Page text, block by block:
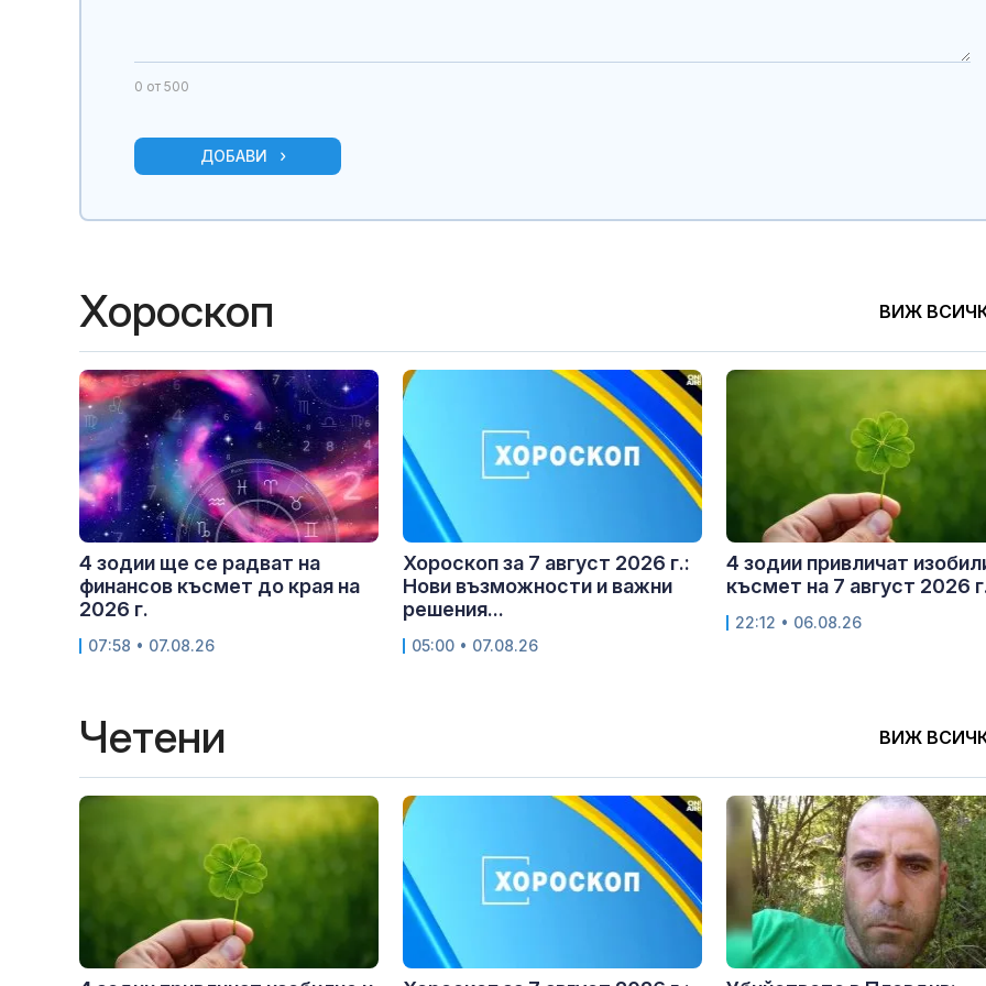
0 от 500
ДОБАВИ
Хороскоп ВИЖ
4 зодии ще се радват на
финансов късмет до края на
2026 г.
07:58 • 07.08.26
Хороскоп за 7 август 2026 г.:
Нови възможности и важни
решения...
05:00 • 07.08.26
4 зодии привличат
късмет на 7 август 2026
22:12 • 06.08.26
Четени ВИЖ